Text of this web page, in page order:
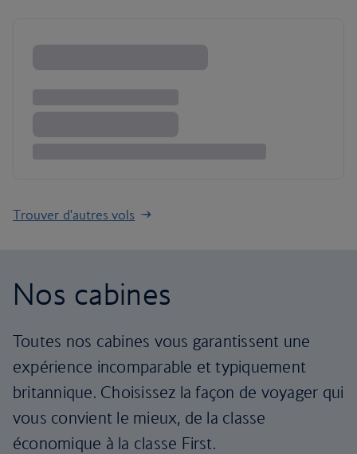
Trouver d'autres vols
Nos cabines
Toutes nos cabines vous garantissent une
expérience incomparable et typiquement
britannique. Choisissez la façon de voyager qui
vous convient le mieux, de la classe
économique à la classe First.